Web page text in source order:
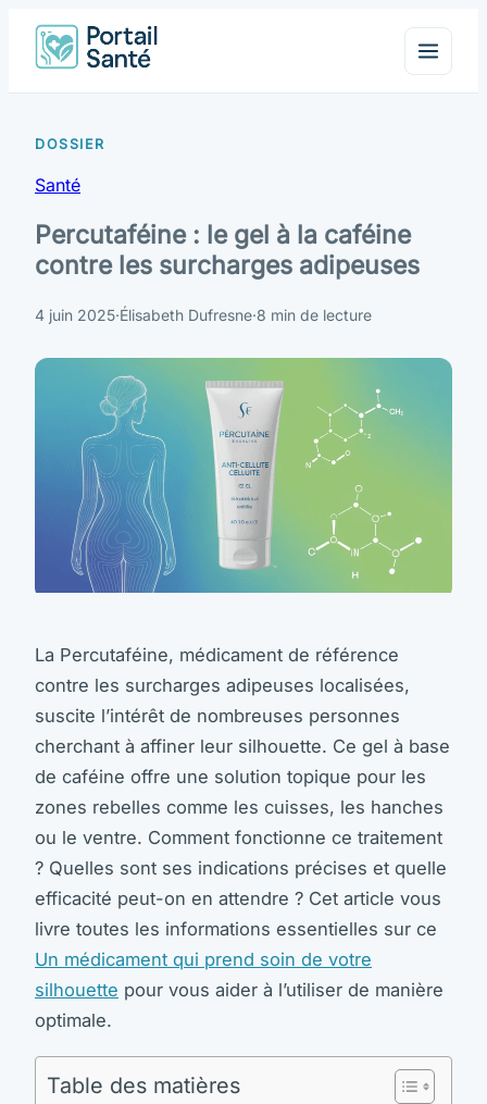
Santé
Percutaféine : le gel à la caféine
contre les surcharges adipeuses
4 juin 2025·Élisabeth Dufresne·8 min de lecture
La Percutaféine, médicament de référence
contre les surcharges adipeuses localisées,
suscite l’intérêt de nombreuses personnes
cherchant à affiner leur silhouette. Ce gel à base
de caféine offre une solution topique pour les
zones rebelles comme les cuisses, les hanches
ou le ventre. Comment fonctionne ce traitement
? Quelles sont ses indications précises et quelle
efficacité peut-on en attendre ? Cet article vous
livre toutes les informations essentielles sur ce
Un médicament qui prend soin de votre
silhouette pour vous aider à l’utiliser de manière
optimale.
Table des matières